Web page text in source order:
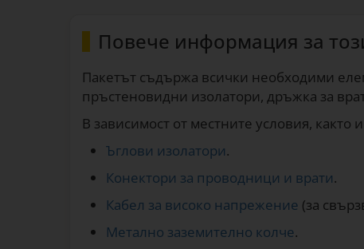
Повече информация за
Пакетът съдържа всички необходими
пръстеновидни изолатори, дръжка за
В зависимост от местните условия,
Ъглови изолатори.
Конектори за проводници и врати.
Кабел за високо напрежение (за
Метално заземително колче.